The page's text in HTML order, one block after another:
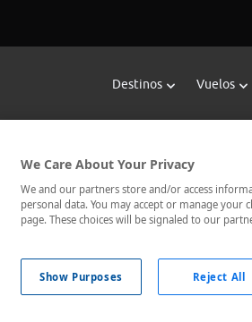
Destinos Vuelos
Reservar
de hoteles de Viajes
los mejor comunicados, el hotel que
Fechas *
We Care About Your Privacy
We and our partners store and/or access
personal data. You may accept or manage
page. These choices will be signaled to our
Show Purposes Reject All